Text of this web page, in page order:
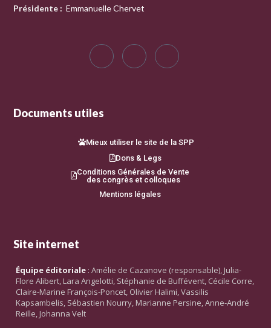
Présidente : Emmanuelle Chervet
Documents utiles
Mieux utiliser le site de la SPP
Dons & Legs
Conditions Générales de Vente
des congrès et colloques
Mentions légales
Site internet
Équipe éditoriale : Amélie de Cazanove (responsable), Julia-
Flore Alibert, Lara Angelotti, Stéphanie de Buffévent, Cécile Corre,
Claire-Marine François-Poncet, Olivier Halimi, Vassilis
Kapsambelis, Sébastien Nourry, Marianne Persine, Anne-André
Reille, Johanna Velt